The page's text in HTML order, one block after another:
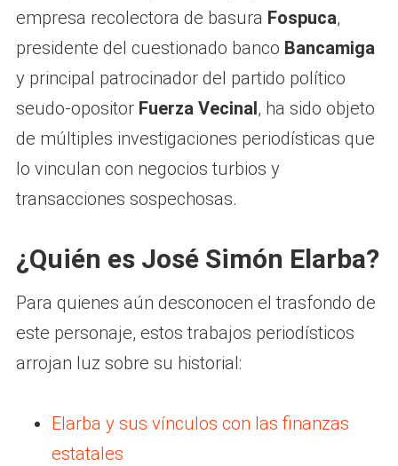
empresa recolectora de basura Fospuca,
presidente del cuestionado banco Bancamiga
y principal patrocinador del partido político
seudo-opositor Fuerza Vecinal , ha sido objeto
de múltiples investigaciones periodísticas que
lo vinculan con negocios turbios y
transacciones sospechosas.
¿Quién es José Simón Elarba?
Para quienes aún desconocen el trasfondo de
este personaje, estos trabajos periodísticos
arrojan luz sobre su historial:
Elarba y sus vínculos con las finanzas
estatales